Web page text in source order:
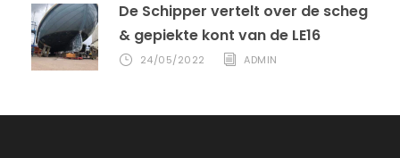
De Schipper vertelt over de scheg
& gepiekte kont van de LE16
24/05/2022 ADMIN